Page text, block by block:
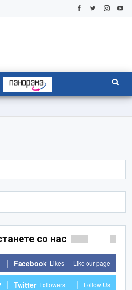
со нас
Facebook Likes Like our page
Twitter Followers Follow Us